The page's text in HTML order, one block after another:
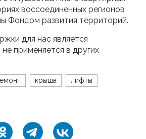
воссоединенных регионов
Фондом развития территорий.
для нас является
применяется в других
крыша лифты